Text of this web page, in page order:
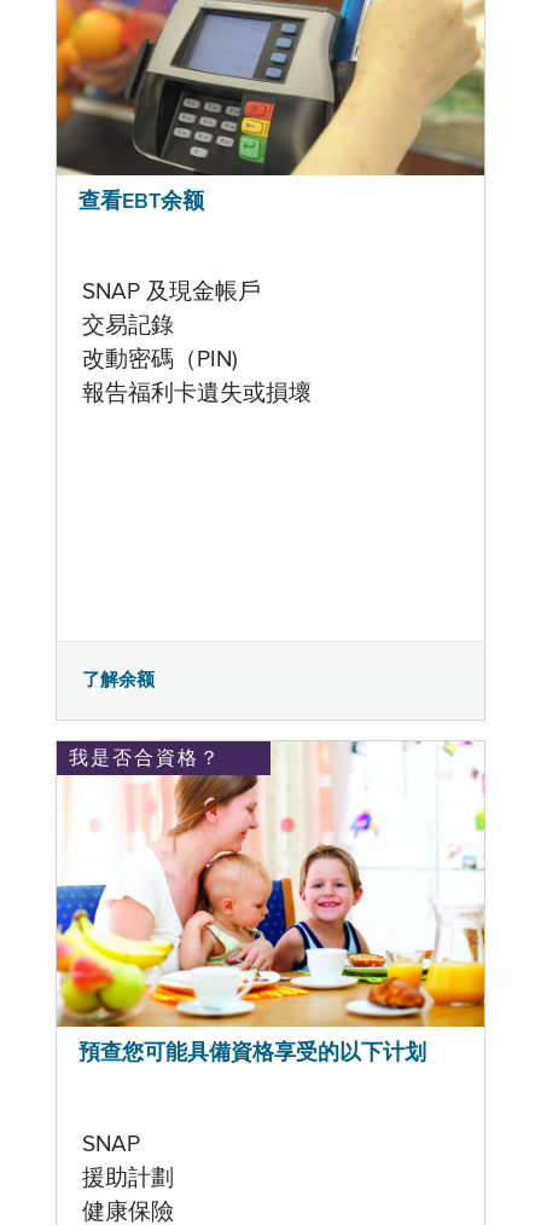
查看EBT余额
SNAP 及現金帳戶
交易記錄
改動密碼（PIN)
報告福利卡遺失或損壞
了解余额
我是否合資格？
預查您可能具備資格享受的以下计划
SNAP
援助計劃
健康保險